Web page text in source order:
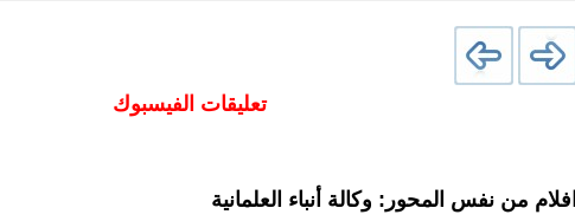
تعليقات الفيسبوك
افلام من نفس المحور: وكالة أنباء العلمانية